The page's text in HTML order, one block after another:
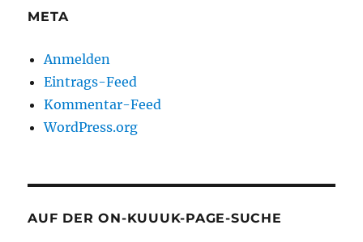
META
Anmelden
Eintrags-Feed
Kommentar-Feed
WordPress.org
AUF DER ON-KUUUK-PAGE-SUCHE